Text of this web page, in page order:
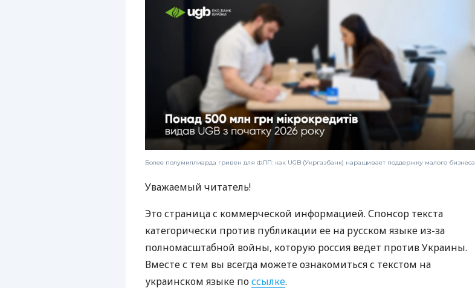
Более полумиллиарда гривен для ФЛП: как UGB (Укргазбанк) наращивает поддержку малого бизнеса
Уважаемый читатель!
Это страница с коммерческой информацией. Спонсор текста
категорически против публикации ее на русском языке из-за
полномасштабной войны, которую россия ведет против Украины.
Вместе с тем вы всегда можете ознакомиться с текстом на
украинском языке поссылке.